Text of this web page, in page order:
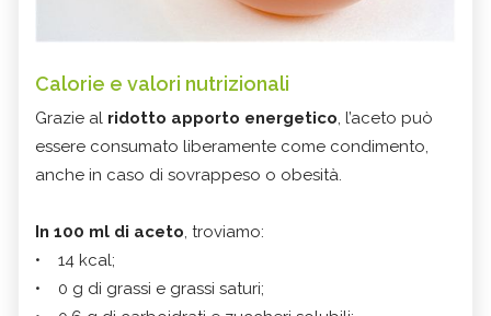
Calorie e valori nutrizionali
Grazie al ridotto apporto energetico, l’aceto può
essere consumato liberamente come condimento,
anche in caso di sovrappeso o obesità.
In 100 ml di aceto, troviamo:
• 14 kcal;
• 0 g di grassi e grassi saturi;